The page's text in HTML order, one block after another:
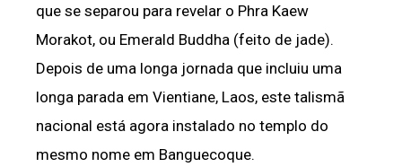
que se separou para revelar o Phra Kaew
Morakot, ou Emerald Buddha (feito de jade).
Depois de uma longa jornada que incluiu uma
longa parada em Vientiane, Laos, este talismã
nacional está agora instalado no templo do
mesmo nome em Banguecoque.